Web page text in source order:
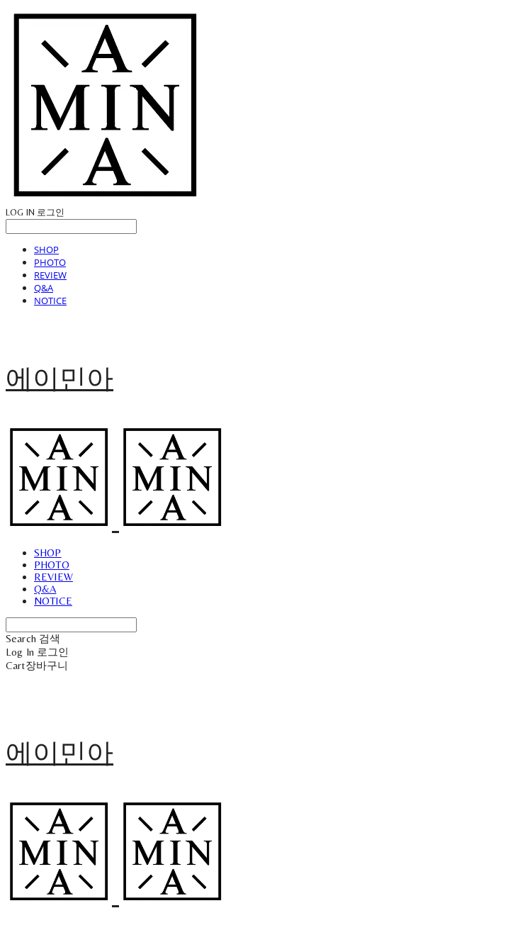
LOG IN 로그인
SHOP
PHOTO
REVIEW
Q&A
NOTICE
에이민아
SHOP
PHOTO
REVIEW
Q&A
NOTICE
Search 검색
Log In 로그인
Cart장바구니
에이민아